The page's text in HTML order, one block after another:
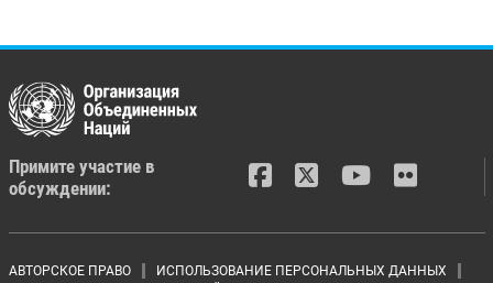
Примите участие в
обсуждении:
АВТОРСКОЕ ПРАВО
ИСПОЛЬЗОВАНИЕ ПЕРСОНАЛЬНЫХ ДАННЫХ